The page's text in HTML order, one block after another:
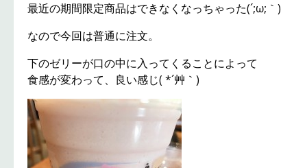
最近の期間限定商品はできなくなっちゃった(´;ω;｀)
なので今回は普通に注文。
下のゼリーが口の中に入ってくることによって
食感が変わって、良い感じ( *´艸｀)